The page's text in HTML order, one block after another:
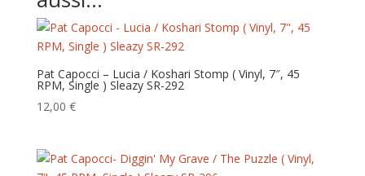
Pat Capocci – Lucia / Koshari Stomp ( Vinyl, 7″, 45
RPM, Single ) Sleazy SR-292
12,00 €